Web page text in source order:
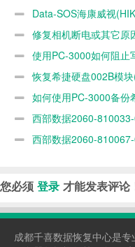
SATA的方法
Data-SOS海康威视
件 修复相机断电或其它原
使用PC-3000如何阻止
恢复希捷硬盘002B模
致硬盘容量为0 MB数据的
如何使用PC-3000备份
西部数据2060-
西部数据2060-
您必须 登录 才能发表评论
成都千喜数据恢复中心是专